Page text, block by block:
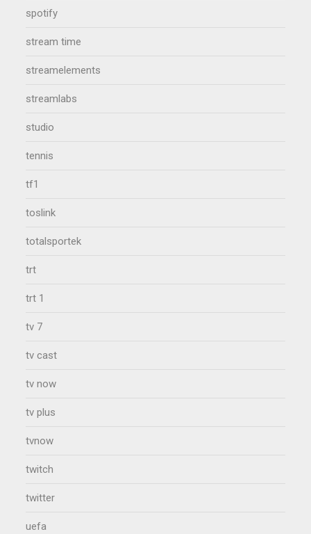
spotify
stream time
streamelements
streamlabs
studio
tennis
tf1
toslink
totalsportek
trt
trt 1
tv 7
tv cast
tv now
tv plus
tvnow
twitch
twitter
uefa